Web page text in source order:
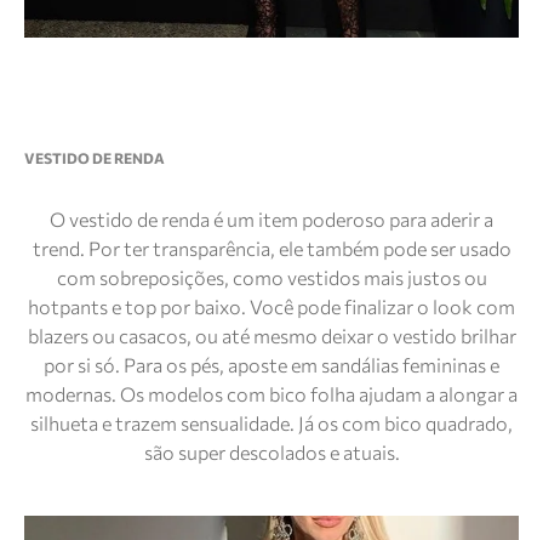
VESTIDO DE RENDA
O vestido de renda é um item poderoso para aderir a
trend. Por ter transparência, ele também pode ser usado
com sobreposições, como vestidos mais justos ou
hotpants e top por baixo. Você pode finalizar o look com
blazers ou casacos, ou até mesmo deixar o vestido brilhar
por si só. Para os pés, aposte em sandálias femininas e
modernas. Os modelos com bico folha ajudam a alongar a
silhueta e trazem sensualidade. Já os com bico quadrado,
são super descolados e atuais.